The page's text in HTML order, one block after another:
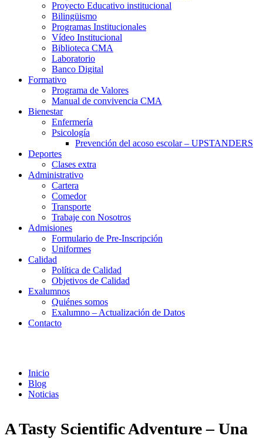
Proyecto Educativo institucional
Bilingüismo
Programas Institucionales
Vídeo Institucional
Biblioteca CMA
Laboratorio
Banco Digital
Formativo
Programa de Valores
Manual de convivencia CMA
Bienestar
Enfermería
Psicología
Prevención del acoso escolar – UPSTANDERS
Deportes
Clases extra
Administrativo
Cartera
Comedor
Transporte
Trabaje con Nosotros
Admisiones
Formulario de Pre-Inscripción
Uniformes
Calidad
Política de Calidad
Objetivos de Calidad
Exalumnos
Quiénes somos
Exalumno – Actualización de Datos
Contacto
Inicio
Blog
Noticias
A Tasty Scientific Adventure – Una